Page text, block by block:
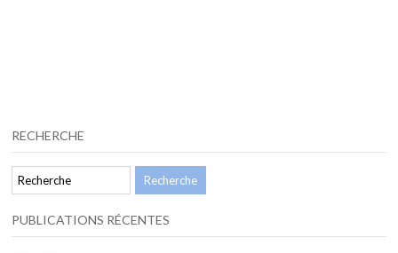
RECHERCHE
PUBLICATIONS RÉCENTES